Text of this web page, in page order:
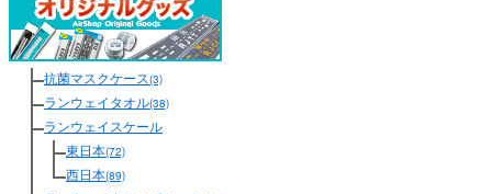
抗菌マスクケース(3)
ランウェイタオル(38)
ランウェイスケール
東日本(72)
西日本(89)